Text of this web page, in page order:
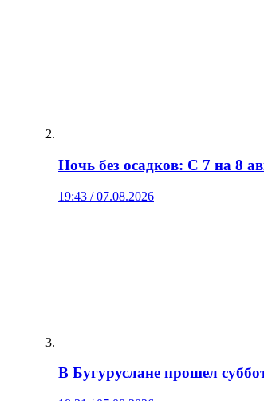
Ночь без осадков: С 7 на 8
19:43 / 07.08.2026
В Бугуруслане прошел